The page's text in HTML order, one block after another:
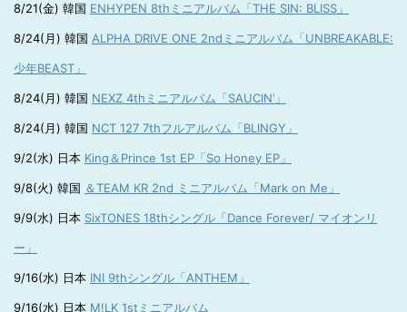
8/21(金) 韓国 ENHYPEN 8thミニアルバム「THE SIN: BLISS」
8/24(月) 韓国 ALPHA DRIVE ONE 2ndミニアルバム「UNBREAKABLE:
少年BEAST」
8/24(月) 韓国 NEXZ 4thミニアルバム「SAUCIN’」
8/24(月) 韓国 NCT 127 7thフルアルバム「BLINGY」
9/2(水) 日本 King＆Prince 1st EP「So Honey EP」
9/8(火) 韓国 ＆TEAM KR 2nd ミニアルバム「Mark on Me」
9/9(水) 日本 SixTONES 18thシングル「Dance Forever/ マイオンリ
ー」
9/16(水) 日本 INI 9thシングル「ANTHEM」
9/16(水) 日本 M!LK 1stミニアルバム